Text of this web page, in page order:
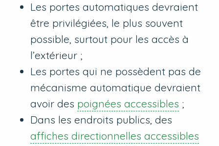
Les portes automatiques devraient
être privilégiées, le plus souvent
possible, surtout pour les accès à
l’extérieur ;
Les portes qui ne possèdent pas de
mécanisme automatique devraient
avoir des poignées accessibles ;
Dans les endroits publics, des
affiches directionnelles accessibles